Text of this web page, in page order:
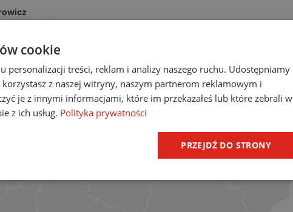
Logistyki
cookie
personalizacji treści, reklam i analizy naszego ruchu. Udostępniamy
z naszej witryny, naszym partnerom reklamowym i
je z innymi informacjami, które im przekazałeś lub które zebrali w
z ich usług. Polityka prywatności
PRZEJDŹ DO STRONY